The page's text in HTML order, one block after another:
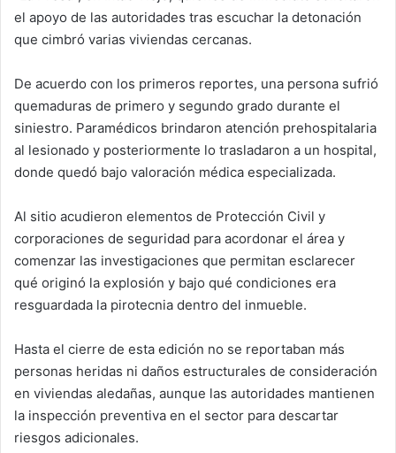
el apoyo de las autoridades tras escuchar la detonación
que cimbró varias viviendas cercanas.
De acuerdo con los primeros reportes, una persona sufrió
quemaduras de primero y segundo grado durante el
siniestro. Paramédicos brindaron atención prehospitalaria
al lesionado y posteriormente lo trasladaron a un hospital,
donde quedó bajo valoración médica especializada.
Al sitio acudieron elementos de Protección Civil y
corporaciones de seguridad para acordonar el área y
comenzar las investigaciones que permitan esclarecer
qué originó la explosión y bajo qué condiciones era
resguardada la pirotecnia dentro del inmueble.
Hasta el cierre de esta edición no se reportaban más
personas heridas ni daños estructurales de consideración
en viviendas aledañas, aunque las autoridades mantienen
la inspección preventiva en el sector para descartar
riesgos adicionales.